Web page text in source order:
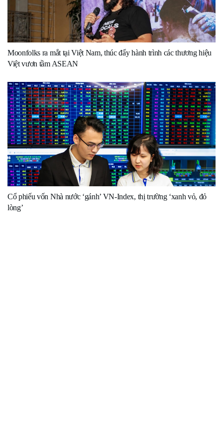
Moonfolks ra mắt tại Việt Nam, thúc đẩy hành trình các thương hiệu
Việt vươn tầm ASEAN
Cổ phiếu vốn Nhà nước ‘gánh’ VN-Index, thị trường ‘xanh vỏ, đỏ
lòng’